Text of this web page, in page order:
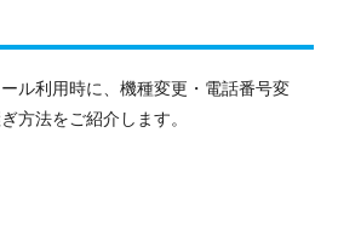
ル利用時に、機種変更 ・電話番号変
方法をご紹介します。